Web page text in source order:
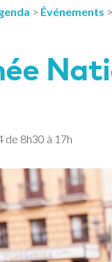
> Événements >
de 8h30 à 17h